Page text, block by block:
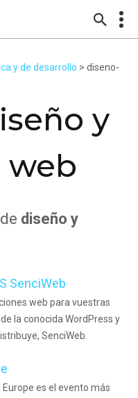
y de desarrollo > diseno-
y
web
diseño y
SenciWeb
web para vuestras
la conocida WordPress y
SenciWeb.
es el evento más